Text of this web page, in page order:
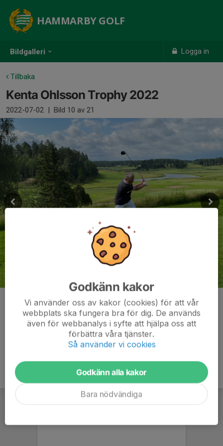
Bildgalleri Logga in
HAMMARBY GOLF
Tillbaka
Kenta Ohlsson Trophy 2022
2022-07-02 | Bild 10 av 21
Kommentarer
Godkänn kakor
Vi använder oss av kakor (cookies) för att vår
webbplats ska fungera bra för dig. De används
även för webbanalys i syfte att hjälpa oss att
förbättra våra tjänster.
Så använder vi cookies
Godkänn alla kakor
Bara nödvändiga